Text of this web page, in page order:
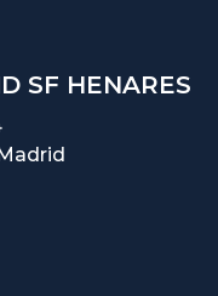
SF HENARES